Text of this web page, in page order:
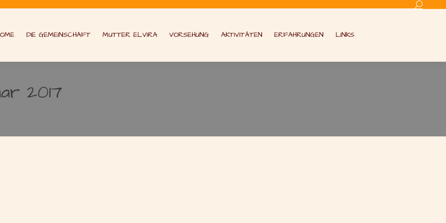
Search:
DIE GEMEINSCHAFT MUTTER ELVIRA VORSEHUNG AKTIVITÄTEN ERFAHRUNGEN LINKS
2017